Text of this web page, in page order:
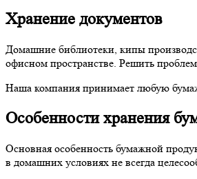
Хранение документов
Домашние библиотеки, кипы
офисном пространстве. Решить
Наша компания принимает любую
Особенности хранения
Основная особенность бумажной
в домашних условиях не всегда